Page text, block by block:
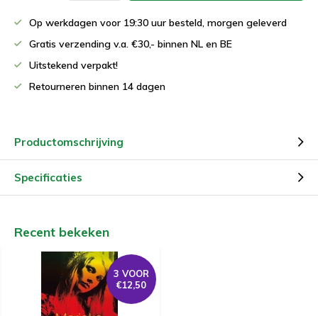
Op werkdagen voor 19:30 uur besteld, morgen geleverd
Gratis verzending v.a. €30,- binnen NL en BE
Uitstekend verpakt!
Retourneren binnen 14 dagen
Productomschrijving
Specificaties
Recent bekeken
3 VOOR
€12,50